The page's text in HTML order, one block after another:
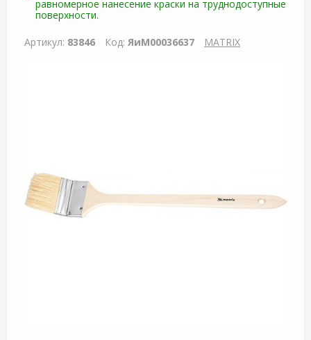
равномерное нанесение краски на труднодоступные
поверхности.
Артикул: 83846 Код: ЯиМ00036637 MATRIX